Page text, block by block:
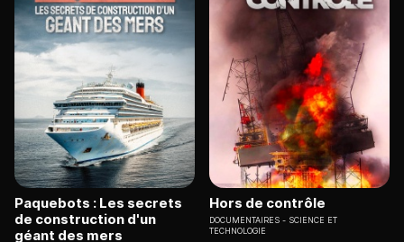
Paquebots : Les secrets
de construction d'un
géant des mers
Hors de contrôle
DOCUMENTAIRES
SCIENCE ET
TECHNOLOGIE